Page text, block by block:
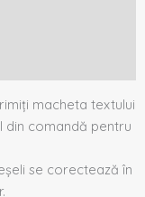
macheta textului
din comandă pentru
se corectează în